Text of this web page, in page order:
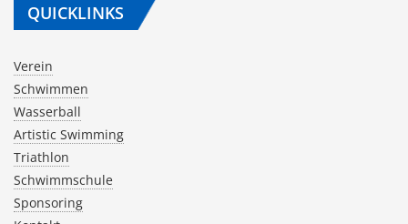
QUICKLINKS
Verein
Schwimmen
Wasserball
Artistic Swimming
Triathlon
Schwimmschule
Sponsoring